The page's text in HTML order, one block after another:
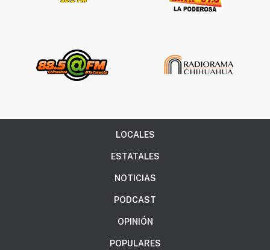
LOCALES
ESTATALES
NOTICIAS
PODCAST
OPINIÓN
POPULARES